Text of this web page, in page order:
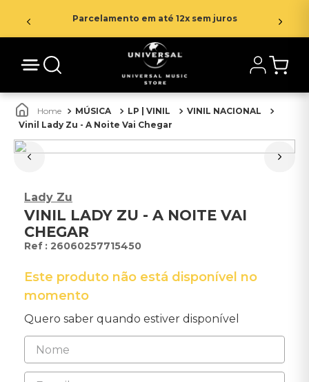
Parcelamento em até 12x sem juros
MÚSICA LP | VINIL
VINIL NACIONAL
Vinil Lady Zu - A Noite Vai Chegar
Lady Zu
VINIL LADY ZU - A NOITE VAI
CHEGAR
: 26060257715450
Este produto não está disponível no
momento
Quero saber quando estiver disponível